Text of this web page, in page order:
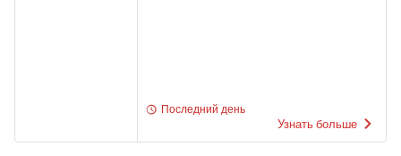
Последний день
Узнать больше